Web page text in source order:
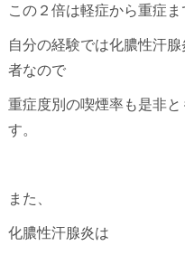
この２倍は軽症から重症
自分の経験では化膿性汗
者なので
重症度別の喫煙率も是非
す。
また、
化膿性汗腺炎は